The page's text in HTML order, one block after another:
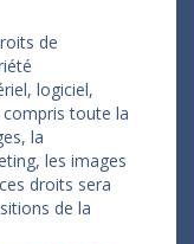
de
logiciel,
toute la
la
les images
droits sera
de la